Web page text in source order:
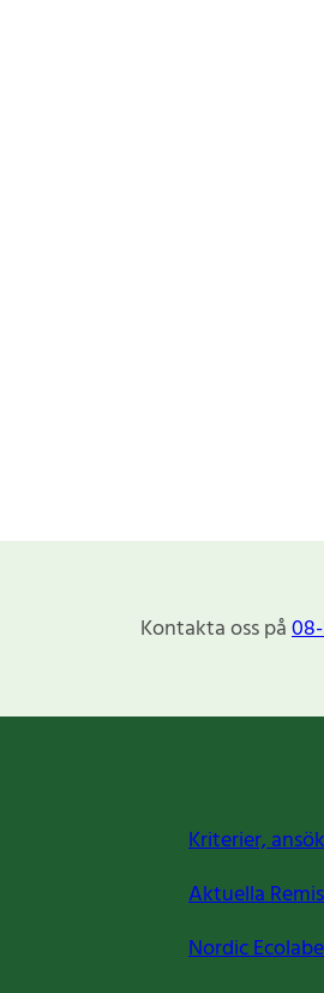
Kontakta oss på
Kriterier,
Aktuella
Nordic